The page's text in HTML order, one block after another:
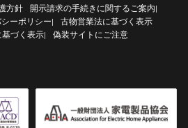
方針 開示請求の手続きに関するご案内|
ーポリシー|
古物営業法に基づく表示
づく表示| 偽装サイトにご注意